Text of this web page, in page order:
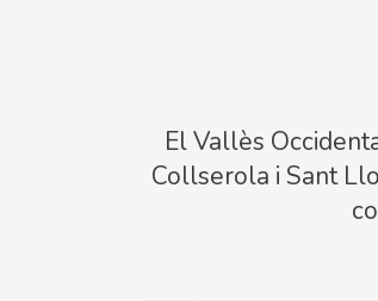
El Vallès
Collserola i Sant